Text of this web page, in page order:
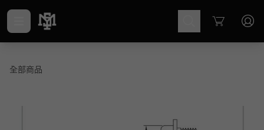
Cart
全部商品